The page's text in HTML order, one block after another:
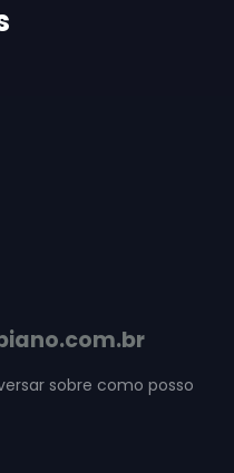
sobre como posso